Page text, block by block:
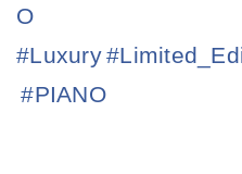
O
#Luxury#
#PIANO